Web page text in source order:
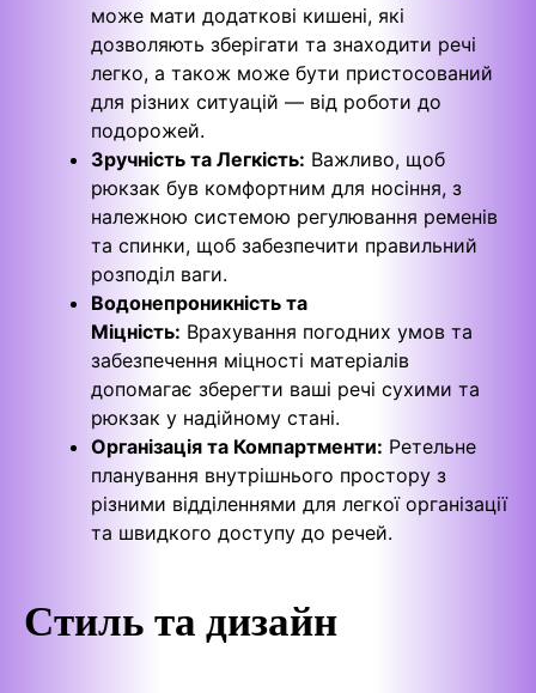
може мати додаткові кишені, які
дозволяють зберігати та знаходити речі
легко, а також може бути пристосований
для різних ситуацій — від роботи до
подорожей.
Зручність та Легкість: Важливо, щоб
рюкзак був комфортним для носіння, з
належною системою регулювання ременів
та спинки, щоб забезпечити правильний
розподіл ваги.
Водонепроникність та
Міцність: Врахування погодних умов та
забезпечення міцності матеріалів
допомагає зберегти ваші речі сухими та
рюкзак у надійному стані.
Організація та Компартменти: Ретельне
планування внутрішнього простору з
різними відділеннями для легкої організації
та швидкого доступу до речей.
Стиль та дизайн